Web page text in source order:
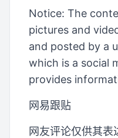
Notice: The
pictures and
and posted by a
which is a social
provides
网易跟贴
网友评论仅供其表